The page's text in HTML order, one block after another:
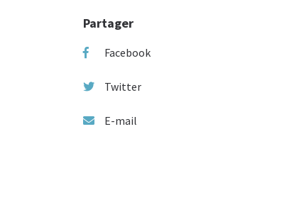
Partager
Facebook
Twitter
E-mail